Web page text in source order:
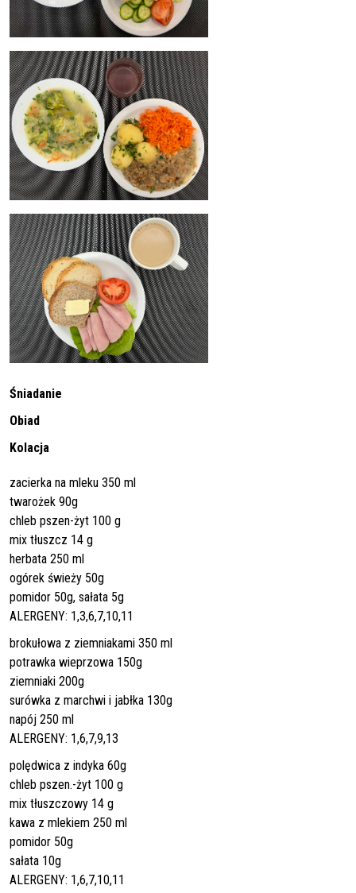
Śniadanie
Obiad
Kolacja
zacierka na mleku 350 ml
twarożek 90g
chleb pszen-żyt 100 g
mix tłuszcz 14 g
herbata 250 ml
ogórek świeży 50g
pomidor 50g, sałata 5g
ALERGENY: 1,3,6,7,10,11
brokułowa z ziemniakami 350 ml
potrawka wieprzowa 150g
ziemniaki 200g
surówka z marchwi i jabłka 130g
napój 250 ml
ALERGENY: 1,6,7,9,13
polędwica z indyka 60g
chleb pszen.-żyt 100 g
mix tłuszczowy 14 g
kawa z mlekiem 250 ml
pomidor 50g
sałata 10g
ALERGENY: 1,6,7,10,11